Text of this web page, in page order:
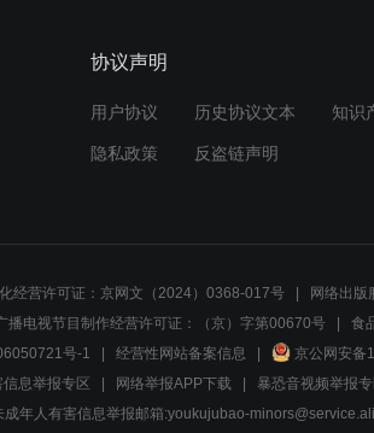
协议声明
用户协议 历史协议文本 知识
隐私政策 反盗链声明
经营许可证：京网文（2024）0368-017号 网络出版
播电视节目制作经营许可证：（京）字第00670号 食
号-1 经营性网站备案信息 京公网安备
信息举报专区 网络举报APP下载 暴恐音视频举报专
成年人有害信息举报邮箱:youkujubao-